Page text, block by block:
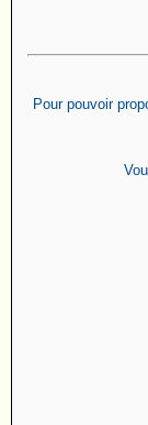
Pour pouvoir